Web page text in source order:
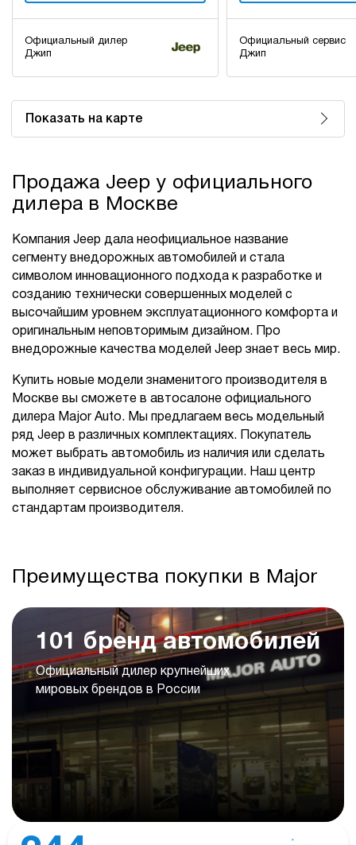
Показать на карте
Официальный дилер
Джип
Официальный сервис
Джип
Продажа Jeep у официального
дилера в Москве
Компания Jeep дала неофициальное название
сегменту внедорожных автомобилей и стала
символом инновационного подхода к разработке и
созданию технически совершенных моделей с
высочайшим уровнем эксплуатационного комфорта и
оригинальным неповторимым дизайном. Про
внедорожные качества моделей Jeep знает весь мир.
Купить новые модели знаменитого производителя в
Москве вы сможете в автосалоне официального
дилера Major Auto. Мы предлагаем весь модельный
ряд Jeep в различных комплектациях. Покупатель
может выбрать автомобиль из наличия или сделать
заказ в индивидуальной конфигурации. Наш центр
выполняет сервисное обслуживание автомобилей по
стандартам производителя.
Преимущества покупки в Major
101 бренд автомобилей
Официальный дилер крупнейших
мировых брендов в России